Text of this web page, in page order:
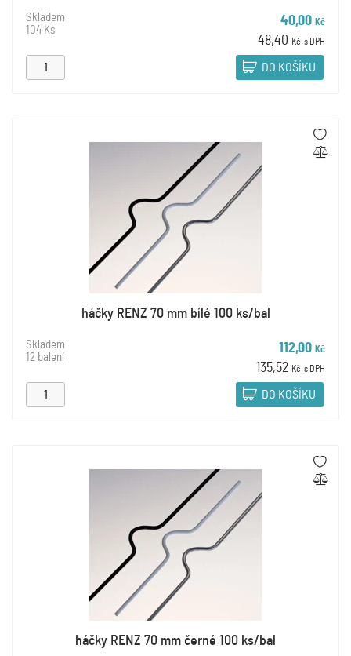
Skladem
104 Ks
40,00 Kč
48,40 Kč s DPH
DO KOŠÍKU
háčky RENZ 70 mm bílé 100 ks/bal
Skladem
12 balení
112,00 Kč
135,52 Kč s DPH
DO KOŠÍKU
háčky RENZ 70 mm černé 100 ks/bal